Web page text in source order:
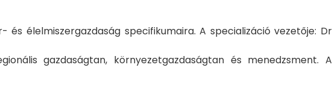
élelmiszergazdaság specifikumaira. A specializáció vezetője: Dr
gazdaságtan, környezetgazdaságtan és menedzsment. A